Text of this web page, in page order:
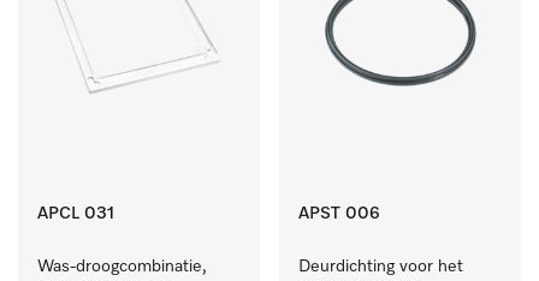
APCL 031
Was-droogcombinatie,
APST 006
Deurdichting voor het